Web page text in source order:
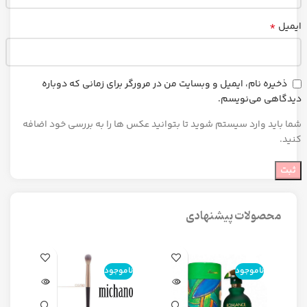
ایمیل *
ذخیره نام، ایمیل و وبسایت من در مرورگر برای زمانی که دوباره
دیدگاهی می‌نویسم.
شما باید وارد سیستم شوید تا بتوانید عکس ها را به بررسی خود اضافه
کنید.
محصولات پیشنهادی
ناموجود ناموجود